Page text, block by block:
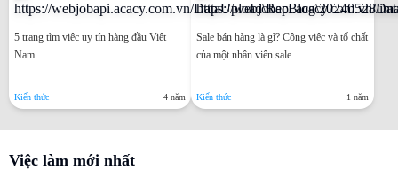
Việc làm mới nhất
5 trang tìm việc uy tín hàng đầu Việt
Nam
Kiến thức 4 năm
Sale bán hàng là gì? Công việc và tố chất
của một nhân viên sale
Kiến thức 1 năm